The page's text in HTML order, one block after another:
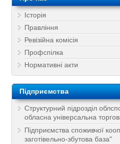
Історія
Правління
Ревізійна комісія
Профспілка
Нормативні акти
Підприємства
Структурний підрозділ
обласна універсальна
Підприємства споживчої
заготівельно-збутова база"